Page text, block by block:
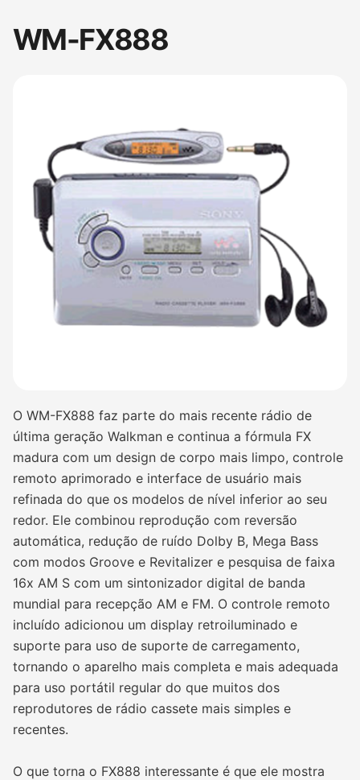
WM-FX888
O WM-FX888 faz parte do mais recente rádio de
última geração Walkman e continua a fórmula FX
madura com um design de corpo mais limpo, controle
remoto aprimorado e interface de usuário mais
refinada do que os modelos de nível inferior ao seu
redor. Ele combinou reprodução com reversão
automática, redução de ruído Dolby B, Mega Bass
com modos Groove e Revitalizer e pesquisa de faixa
16x AM S com um sintonizador digital de banda
mundial para recepção AM e FM. O controle remoto
incluído adicionou um display retroiluminado e
suporte para uso de suporte de carregamento,
tornando o aparelho mais completa e mais adequada
para uso portátil regular do que muitos dos
reprodutores de rádio cassete mais simples e
recentes.
O que torna o FX888 interessante é que ele mostra